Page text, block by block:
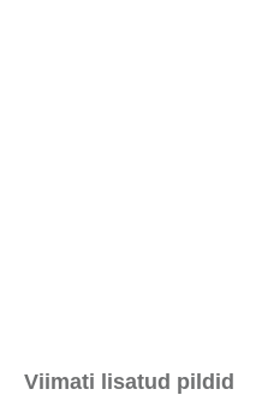
Viimati lisatud pildid